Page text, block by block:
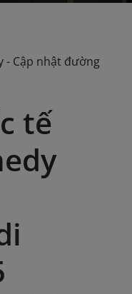
- Cập nhật đường
tế